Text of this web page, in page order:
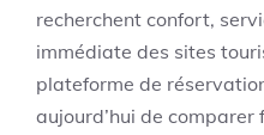
recherchent confort,
immédiate des sites
plateforme de
aujourd’hui de